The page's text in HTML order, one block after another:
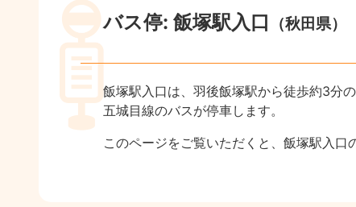
バス停: 飯塚駅入口 （秋田県）
飯塚駅入口は、羽後飯塚駅から徒歩約3分
五城目線のバスが停車します。
このページをご覧いただくと、飯塚駅入口